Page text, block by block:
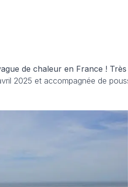
de chaleur en France !
2025 et accompagnée de